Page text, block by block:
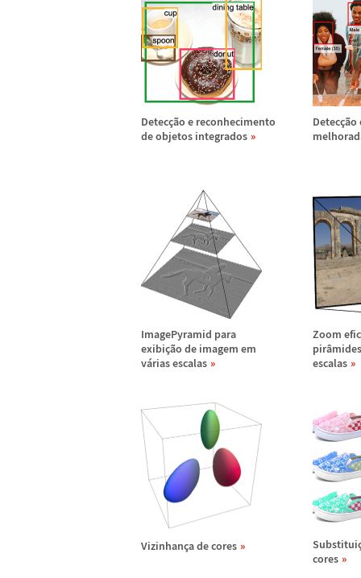
Detecção e reconhecimento
de objetos integrados
Detecção
ImagePyramid para
exibição de imagem em
várias escalas
Zoom
pirâ
escalas
Vizinhança de cores Substitui
cores